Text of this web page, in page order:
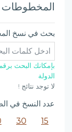
المخطوطات
بحث في نسخ
بإمكانك البحث
الدولة
لا توجد نتائج !
عدد النسخ في
15
30